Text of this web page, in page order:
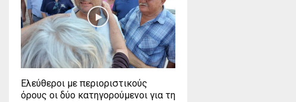
Ελεύθεροι με περιοριστικούς
όρους οι δύο κατηγορούμενοι για τη